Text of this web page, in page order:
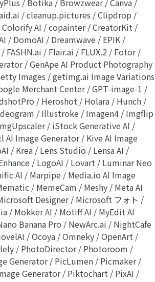
/ Botika / Browzwear / Canva /
/ cleanup.pictures / Clipdrop /
AI / copainter / CreatorKit /
/ DomoAI / Dreamwave / EPIK /
FASHN.ai / Flair.ai / FLUX.2 / Fotor /
/ GenApe AI Product Photography
Images / getimg.ai Image Variations
Merchant Center / GPT-image-1 /
/ Heroshot / Holara / Hunch /
/ Illustroke / Imagen4 / Imgflip
/ iStock Generative AI /
Image Generator / Kive AI Image
/ Krea / Lens Studio / Lensa AI /
/ LogoAI / Lovart / Luminar Neo
AI / Marpipe / Media.io AI Image
/ MemeCam / Meshy / Meta AI
Designer / Microsoft フォト /
/ Mokker AI / Motiff AI / MyEdit AI
Banana Pro / NewArc.ai / NightCafe
/ Ocoya / Omneky / OpenArt /
/ PhotoDirector / Photoroom /
Generator / PicLumen / Picmaker /
Generator / Piktochart / PixAI /